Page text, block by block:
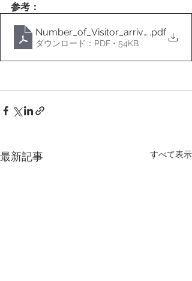
参考：
.pdf
ダウンロード：PDF • 54KB
最新記事 すべて表示